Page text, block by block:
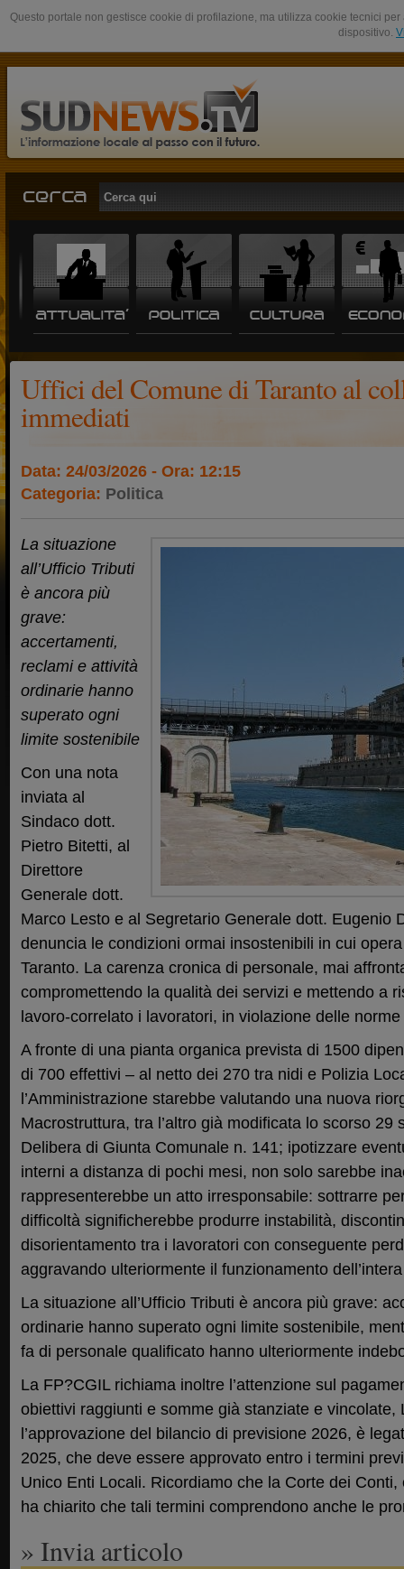
Questo portale non gestisce cookie di profilazione, ma utilizza cookie tecnici
dispositivo.
Uffici del Comune di Taranto al
immediati
Data: 24/03/2026 - Ora: 12:15
Categoria: Politica
La situazione
all’Ufficio Tributi
è ancora più
grave:
accertamenti,
reclami e attività
ordinarie hanno
superato ogni
limite sostenibile
Con una nota
inviata al
Sindaco dott.
Pietro Bitetti, al
Direttore
Generale dott.
Marco Lesto e al Segretario Generale dott. Eugenio
denuncia le condizioni ormai insostenibili in cui
Taranto. La carenza cronica di personale, mai
compromettendo la qualità dei servizi e mettendo a
lavoro-correlato i lavoratori, in violazione delle
A fronte di una pianta organica prevista di 1500
di 700 effettivi – al netto dei 270 tra nidi e Polizia
l’Amministrazione starebbe valutando una nuova
Macrostruttura, tra l’altro già modificata lo scorso 29
Delibera di Giunta Comunale n. 141; ipotizzare
interni a distanza di pochi mesi, non solo sarebbe
rappresenterebbe un atto irresponsabile: sottrarre
difficoltà significherebbe produrre instabilità,
disorientamento tra i lavoratori con conseguente
aggravando ulteriormente il funzionamento
La situazione all’Ufficio Tributi è ancora più grave:
ordinarie hanno superato ogni limite sostenibile,
fa di personale qualificato hanno ulteriormente
La FP?CGIL richiama inoltre l’attenzione sul
obiettivi raggiunti e somme già stanziate e vincolate,
l’approvazione del bilancio di previsione 2026, è
2025, che deve essere approvato entro i termini
Unico Enti Locali. Ricordiamo che la Corte dei
ha chiarito che tali termini comprendono anche le
» Invia articolo